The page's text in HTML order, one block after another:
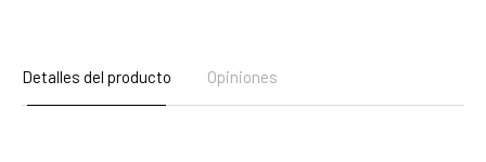
Detalles del producto Opiniones